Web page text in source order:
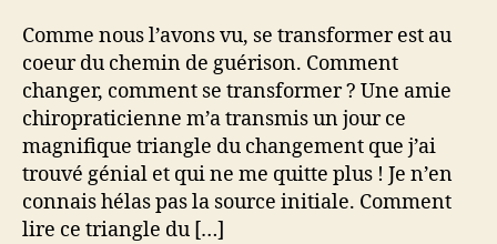
Comme nous l’avons vu, se transformer est au
coeur du chemin de guérison. Comment
changer, comment se transformer ? Une amie
chiropraticienne m’a transmis un jour ce
magnifique triangle du changement que j’ai
trouvé génial et qui ne me quitte plus ! Je n’en
connais hélas pas la source initiale. Comment
lire ce triangle du […]